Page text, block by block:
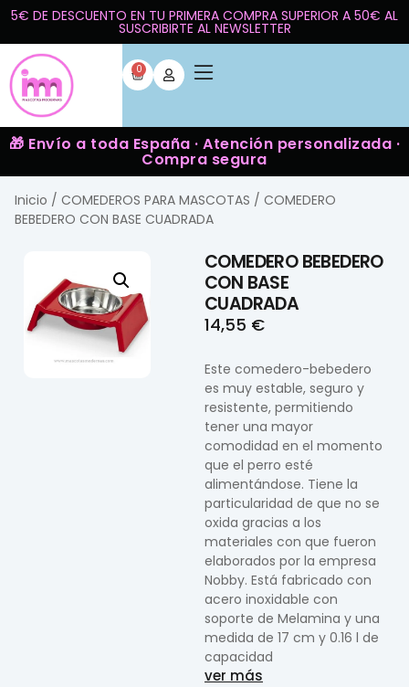
5€ DE DESCUENTO EN TU PRIMERA COMPRA SUPERIOR A 50€ AL
SUSCRIBIRTE AL NEWSLETTER
0
🎁 Envío a toda España · Atención personalizada ·
Compra segura
Inicio / COMEDEROS PARA MASCOTAS / COMEDERO
BEBEDERO CON BASE CUADRADA
COMEDERO BEBEDERO
CON BASE
CUADRADA
14,55 €
Este comedero-bebedero
es muy estable, seguro y
resistente, permitiendo
tener una mayor
comodidad en el momento
que el perro esté
alimentándose. Tiene la
particularidad de que no se
oxida gracias a los
materiales con que fueron
elaborados por la empresa
Nobby. Está fabricado con
acero inoxidable con
soporte de Melamina y una
medida de 17 cm y 0.16 l de
capacidad
ver más